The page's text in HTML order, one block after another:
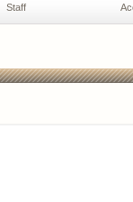
Staff